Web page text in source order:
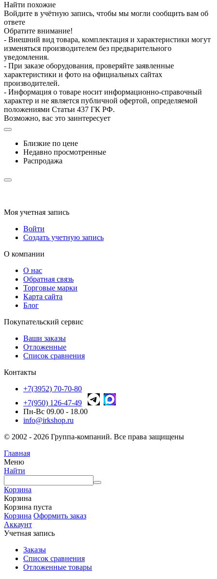
Найти похожие
Войдите в учётную запись, чтобы мы могли сообщить вам об
ответе
Обратите внимание!
- Внешний вид товара, комплектация и характеристики могут
изменяться производителем без предварительного
уведомления.
- При заказе оборудования, проверяйте заявленные
характеристики и фото на официальных сайтах
производителей.
- Информация о товаре носит информационно-справочный
характер и не является публичной офертой, определяемой
положениями Статьи 437 ГК РФ.
Возможно, вас это заинтересует
Близкие по цене
Недавно просмотренные
Распродажа
Моя учетная запись
Войти
Создать учетную запись
О компании
О нас
Обратная связь
Торговые марки
Карта сайта
Блог
Покупательский сервис
Ваши заказы
Отложенные
Список сравнения
Контакты
+7(3952) 70-70-80
+7(950) 126-47-49
Пн-Вс 09.00 - 18.00
info@irkshop.ru
© 2002 - 2026 Группа-компаний. Все права защищены
Главная
Меню
Найти
Корзина
Корзина
Корзина пуста
Корзина Оформить заказ
Аккаунт
Учетная запись
Заказы
Список сравнения
Отложенные товары